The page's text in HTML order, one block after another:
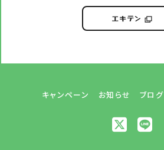
エキテン
キャンペーン お知らせ ブログ